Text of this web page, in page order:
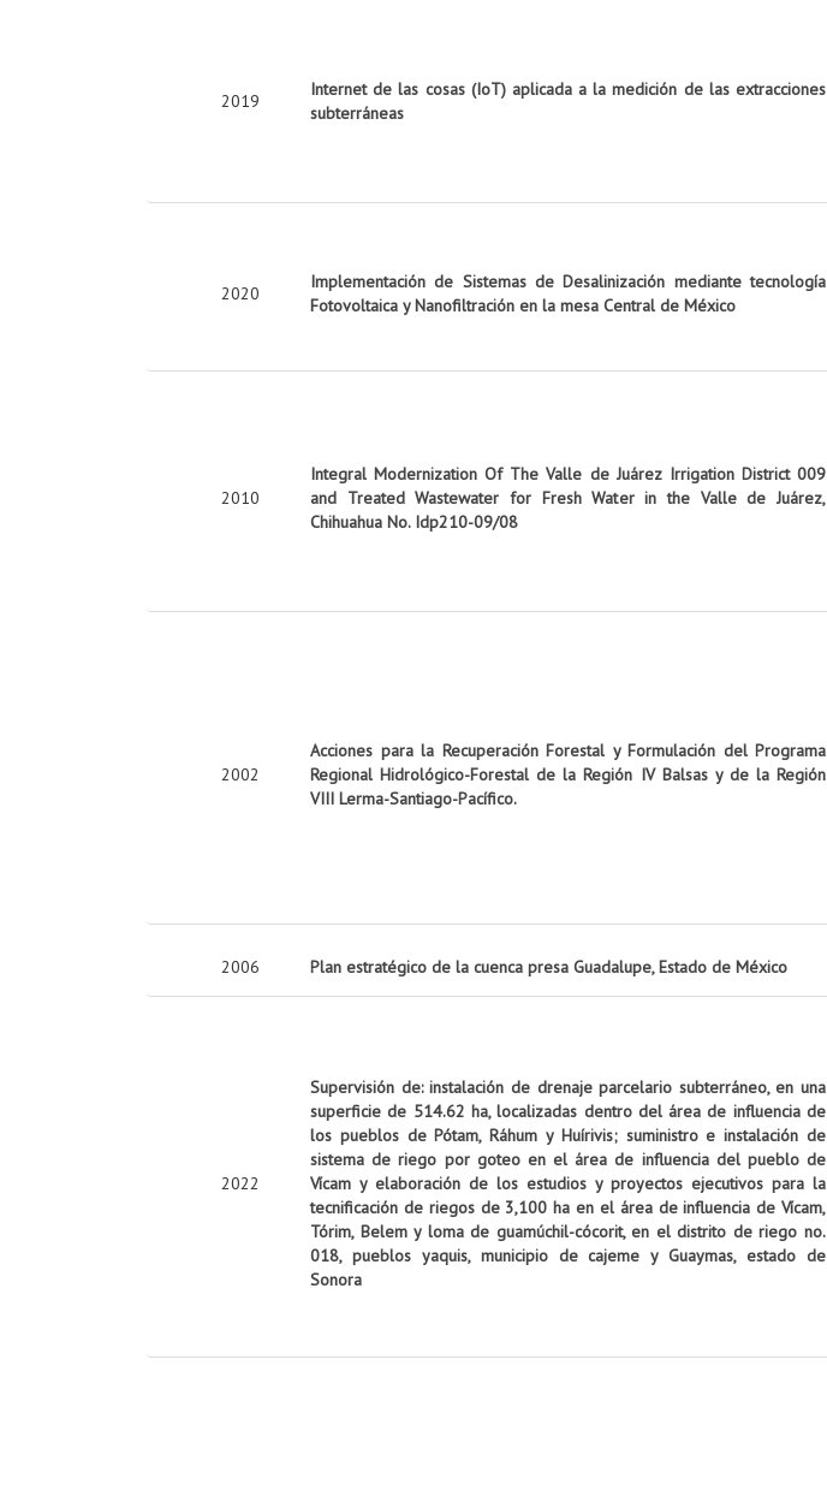
2019
Internet de las cosas (IoT) aplicada a la medición de las extracciones
subterráneas
2020
Implementación de Sistemas de Desalinización mediante tecnología
Fotovoltaica y Nanofiltración en la mesa Central de México
2010
Integral Modernization Of The Valle de Juárez Irrigation District 009
and Treated Wastewater for Fresh Water in the Valle de Juárez,
Chihuahua No. Idp210-09/08
2002
Acciones para la Recuperación Forestal y Formulación del Programa
Regional Hidrológico-Forestal de la Región IV Balsas y de la Región
VIII Lerma-Santiago-Pacífico.
2006 Plan estratégico de la cuenca presa Guadalupe, Estado de México
2022
Supervisión de: instalación de drenaje parcelario subterráneo, en una
superficie de 514.62 ha, localizadas dentro del área de influencia de
los pueblos de Pótam, Ráhum y Huírivis; suministro e instalación de
sistema de riego por goteo en el área de influencia del pueblo de
Vícam y elaboración de los estudios y proyectos ejecutivos para la
tecnificación de riegos de 3,100 ha en el área de influencia de Vícam,
Tórim, Belem y loma de guamúchil-cócorit, en el distrito de riego no.
018, pueblos yaquis, municipio de cajeme y Guaymas, estado de
Sonora